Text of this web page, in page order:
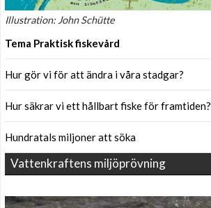
Illustration: John Schütte
Tema Praktisk fiskevård
Hur gör vi för att ändra i våra stadgar?
Hur säkrar vi ett hållbart fiske för framtiden?
Hundratals miljoner att söka
Vattenkraftens miljöprövning